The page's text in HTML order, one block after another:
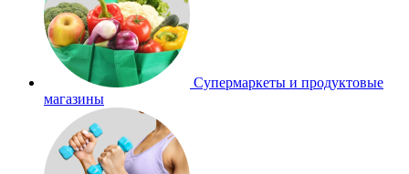
Супермаркеты и продуктовые
магазины